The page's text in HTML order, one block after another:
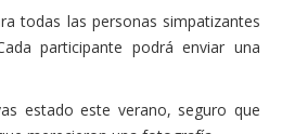
todas las personas simpatizantes
participante podrá enviar una
estado este verano, seguro que